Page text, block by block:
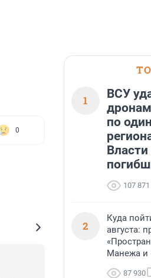
0
1
ВСУ
по
107 871
2
Куда
августа:
Манежа и
87 930